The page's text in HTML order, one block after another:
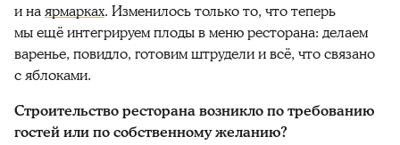
и наярмарках. Изменилось только то, что теперь
мы ещё интегрируем плоды в меню ресторана: делаем
варенье, повидло, готовим штрудели и всё, что связано
с яблоками.
Строительство ресторана возникло по требованию
гостей или по собственному желанию?